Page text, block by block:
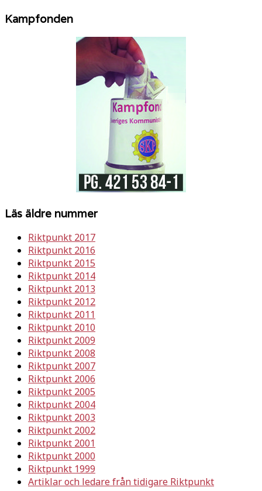
Kampfonden
Läs äldre nummer
Riktpunkt 2017
Riktpunkt 2016
Riktpunkt 2015
Riktpunkt 2014
Riktpunkt 2013
Riktpunkt 2012
Riktpunkt 2011
Riktpunkt 2010
Riktpunkt 2009
Riktpunkt 2008
Riktpunkt 2007
Riktpunkt 2006
Riktpunkt 2005
Riktpunkt 2004
Riktpunkt 2003
Riktpunkt 2002
Riktpunkt 2001
Riktpunkt 2000
Riktpunkt 1999
Artiklar och ledare från tidigare Riktpunkt